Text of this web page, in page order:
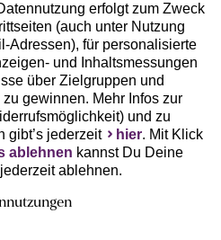
erfolgt zum Zweck
(auch unter Nutzung
Adressen), für personalisierte
und Inhaltsmessungen
über Zielgruppen und
gewinnen. Mehr Infos zur
und zu
gibt’s jederzeit
hier. Mit Klick
ablehnen kannst Du Deine
ablehnen.